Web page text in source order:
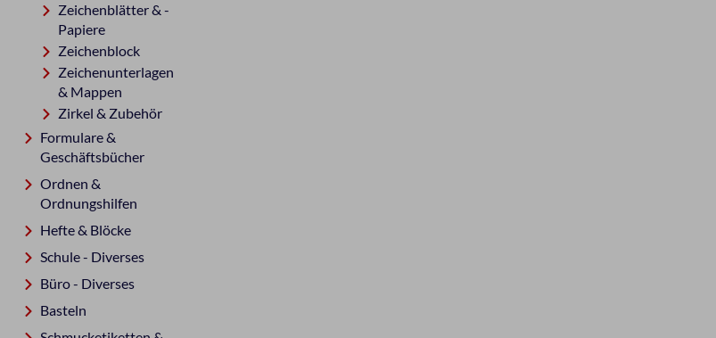
Zeichenblätter & -
Papiere
Zeichenblock
Zeichenunterlagen
& Mappen
Zirkel & Zubehör
Formulare &
Geschäftsbücher
Ordnen &
Ordnungshilfen
Hefte & Blöcke
Schule - Diverses
Büro - Diverses
Basteln